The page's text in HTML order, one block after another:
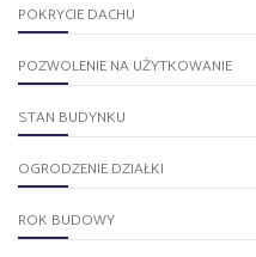
POKRYCIE DACHU
POZWOLENIE NA UŻYTKOWANIE
STAN BUDYNKU
OGRODZENIE DZIAŁKI
ROK BUDOWY